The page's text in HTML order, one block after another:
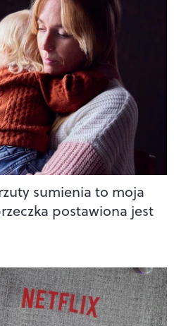
sumienia to moja
postawiona jest